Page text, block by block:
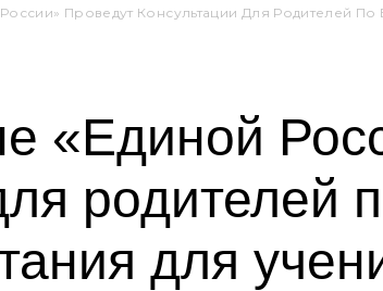
Проведут Консультации Для Родителей
«Единой
родителей
для